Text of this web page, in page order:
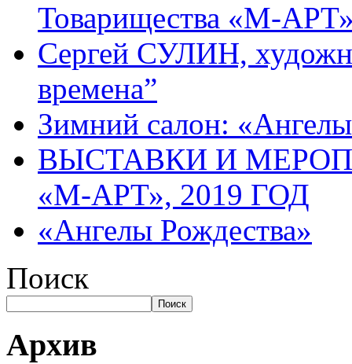
Товарищества «М-
Сергей СУЛИН,
времена”
Зимний салон:
ВЫСТАВКИ И
«М-АРТ», 2019 ГОД
«Ангелы Рождества»
Поиск
Поиск
Архив